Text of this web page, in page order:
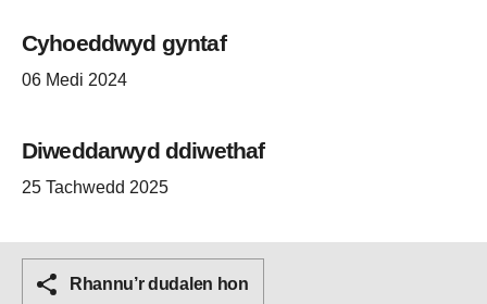
Cyhoeddwyd gyntaf
06 Medi 2024
Diweddarwyd ddiwethaf
25 Tachwedd 2025
Rhannu’r dudalen hon